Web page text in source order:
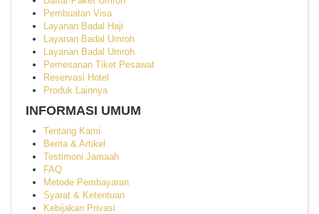
Pembuatan Visa
Layanan Badal Haji
Layanan Badal Umroh
Layanan Badal Umroh
Pemesanan Tiket Pesawat
Reservasi Hotel
Produk Lainnya
INFORMASI UMUM
Tentang Kami
Berita & Artikel
Testimoni Jamaah
FAQ
Metode Pembayaran
Syarat & Ketentuan
Kebijakan Privasi